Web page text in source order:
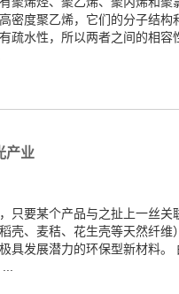
密度聚乙烯，它们的分子结
疏水性，所以两者之间的相
产业
只要某个产品与之扯上一丝
壳、麦秸、花生壳等天然纤
具发展潜力的环保型新材料